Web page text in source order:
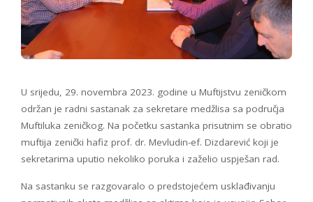
U srijedu, 29. novembra 2023. godine u Muftijstvu zeničkom
održan je radni sastanak za sekretare medžlisa sa područja
Muftiluka zeničkog. Na početku sastanka prisutnim se obratio
muftija zenički hafiz prof. dr. Mevludin-ef. Dizdarević koji je
sekretarima uputio nekoliko poruka i zaželio uspješan rad.
Na sastanku se razgovaralo o predstojećem usklađivanju